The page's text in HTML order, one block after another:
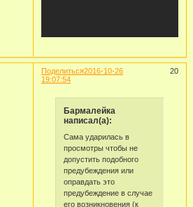
Поделиться 20
2016-10-26
19:07:54
Бармалейка
написал(а):
Сама ударилась в
просмотры чтобы не
допустить подобного
предубеждения или
оправдать это
предубеждение в случае
его возникновения (к